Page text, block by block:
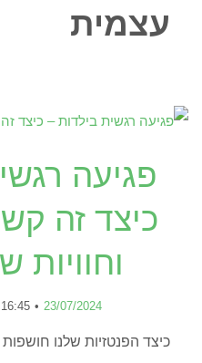
עצמית
פגיעה
כיצד זה
וחוויות
23/07/2024
16:45
כיצד הפנטזיות שלנו